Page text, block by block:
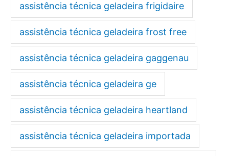
assistência técnica geladeira frigidaire
assistência técnica geladeira frost free
assistência técnica geladeira gaggenau
assistência técnica geladeira ge
assistência técnica geladeira heartland
assistência técnica geladeira importada